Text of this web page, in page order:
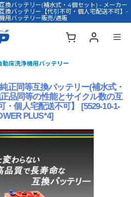
換バッテリー(補水式・4個セット) - メーカー
換バッテリー【代引不可・個人宅配送不可】-
用バッテリー販売/通販
動床洗浄機用バッテリー
正同等互換バッテリー(補水式・
品同等の性能とサイクル数の互
個人宅配送不可】
[5529-10-1-
PLUS*4]